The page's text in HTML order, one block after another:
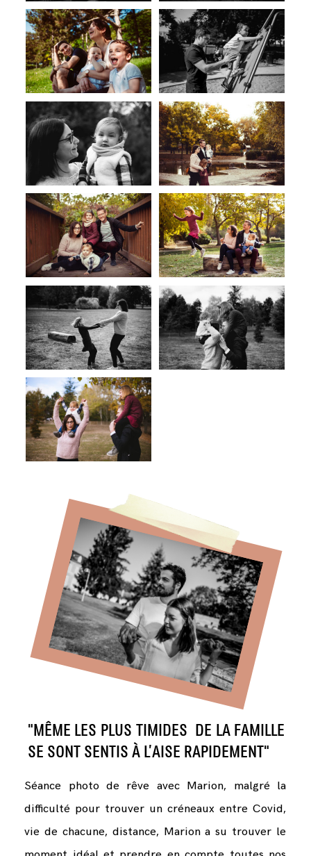
"MÊME LES PLUS TIMIDES DE LA FAMILLE
SE SONT SENTIS À L’AISE RAPIDEMENT"
Séance photo de rêve avec Marion, malgré la
difficulté pour trouver un créneaux entre Covid,
vie de chacune, distance, Marion a su trouver le